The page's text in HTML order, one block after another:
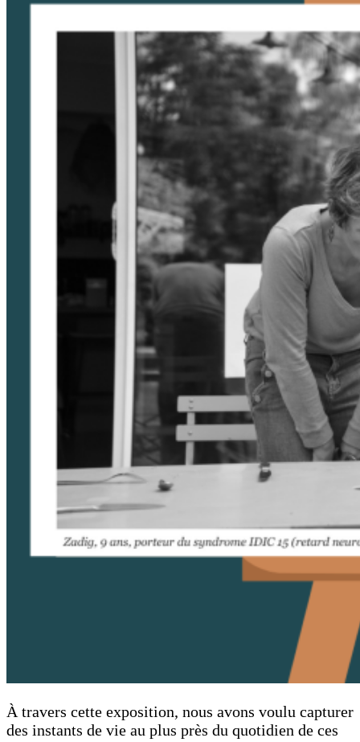
À travers cette exposition, nous avons voulu capturer
des instants de vie au plus près du quotidien de ces